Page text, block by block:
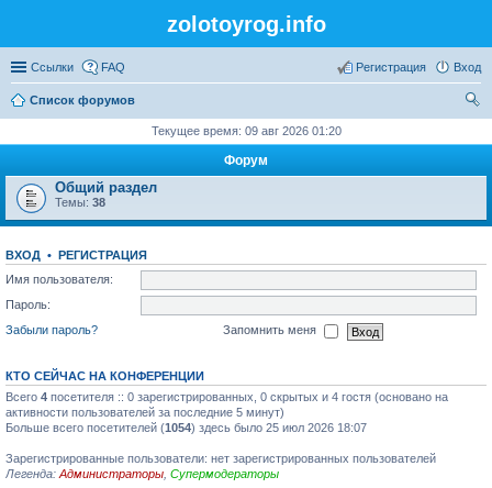
zolotoyrog.info
Ссылки FAQ Вход
Регистрация
Список форумов
Текущее время: 09 авг 2026 01:20
Форум
Общий раздел
Темы: 38
ВХОД • РЕГИСТРАЦИЯ
Имя пользователя:
Пароль:
Забыли пароль?
Запомнить меня
КТО СЕЙЧАС НА КОНФЕРЕНЦИИ
Всего 4 посетителя :: 0 зарегистрированных, 0 скрытых и 4 гостя (основано на
активности пользователей за последние 5 минут)
Больше всего посетителей (1054) здесь было 25 июл 2026 18:07
Зарегистрированные пользователи: нет зарегистрированных пользователей
Легенда: Администраторы Супермодераторы